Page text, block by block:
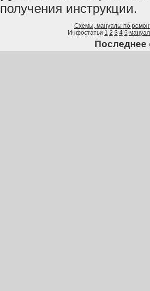
получения инструкции.
Схемы, мануалы по
Инфостатьи 1 2 3 4 5